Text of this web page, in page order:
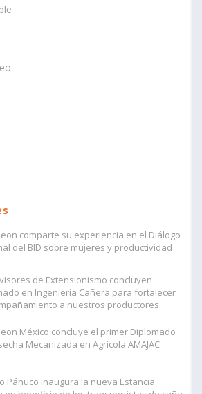
comparte su experiencia en el Diálogo
del BID sobre mujeres y productividad
de Extensionismo concluyen
en Ingeniería Cañera para fortalecer
a nuestros productores
México concluye el primer Diplomado
Mecanizada en Agrícola AMAJAC
Pánuco inaugura la nueva Estancia